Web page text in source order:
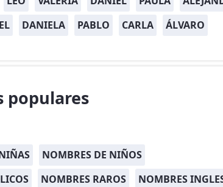
DANIELA PABLO CARLA ÁLVARO
populares
NOMBRES DE NIÑOS
NOMBRES RAROS
NOMBRES